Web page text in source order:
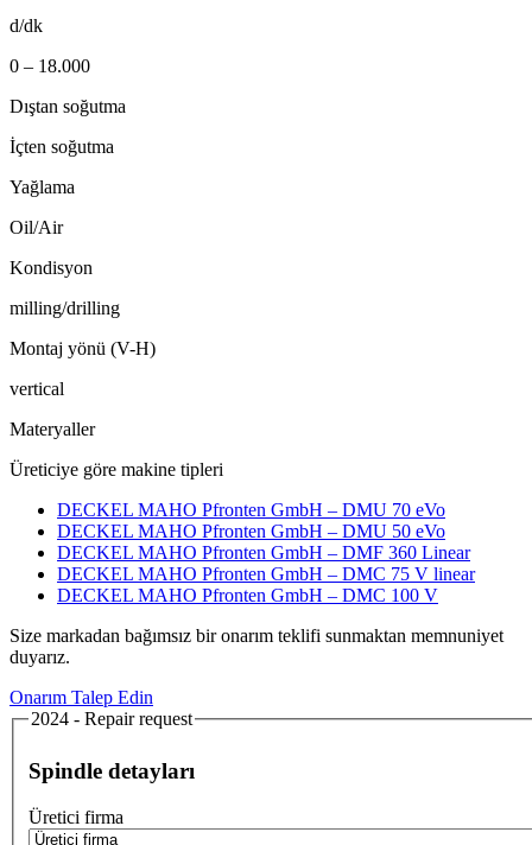
d/dk
0 – 18.000
Dıştan soğutma
İçten soğutma
Yağlama
Oil/Air
Kondisyon
milling/drilling
Montaj yönü (V-H)
vertical
Materyaller
Üreticiye göre makine tipleri
DECKEL MAHO Pfronten GmbH – DMU 70 eVo
DECKEL MAHO Pfronten GmbH – DMU 50 eVo
DECKEL MAHO Pfronten GmbH – DMF 360 Linear
DECKEL MAHO Pfronten GmbH – DMC 75 V linear
DECKEL MAHO Pfronten GmbH – DMC 100 V
Size markadan bağımsız bir onarım teklifi sunmaktan memnuniyet
duyarız.
Onarım Talep Edin
2024 - Repair request
Spindle detayları
Üretici firma